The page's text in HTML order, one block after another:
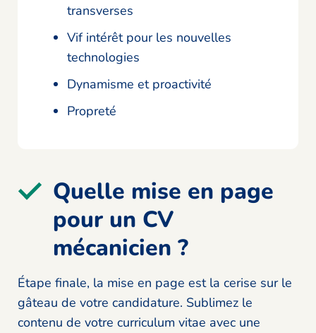
transverses
Vif intérêt pour les nouvelles
technologies
Dynamisme et proactivité
Propreté
Quelle mise en page
pour un CV
mécanicien ?
Étape finale, la mise en page est la cerise sur le
gâteau de votre candidature. Sublimez le
contenu de votre curriculum vitae avec une